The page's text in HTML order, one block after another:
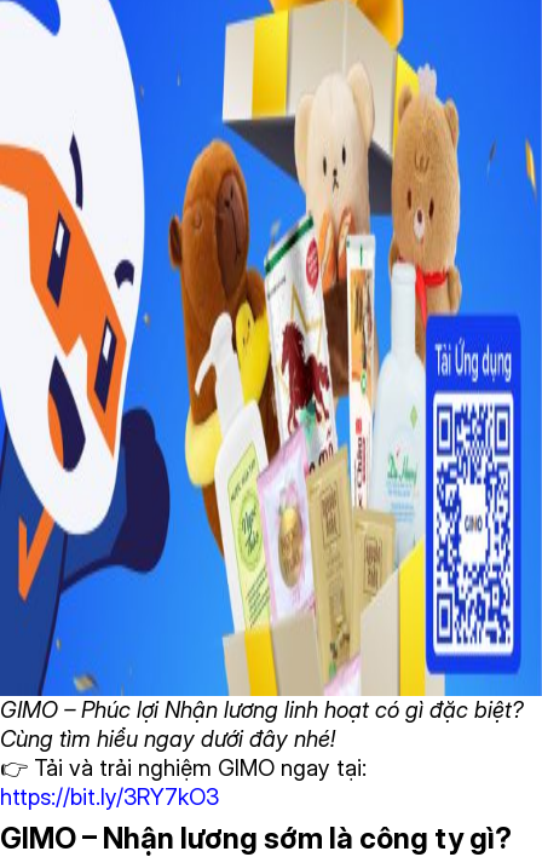
GIMO – Phúc lợi Nhận lương linh hoạt có gì đặc biệt?
Cùng tìm hiểu ngay dưới đây nhé!
👉 Tải và trải nghiệm GIMO ngay tại:
https://bit.ly/3RY7kO3
GIMO – Nhận lương sớm là công ty gì?